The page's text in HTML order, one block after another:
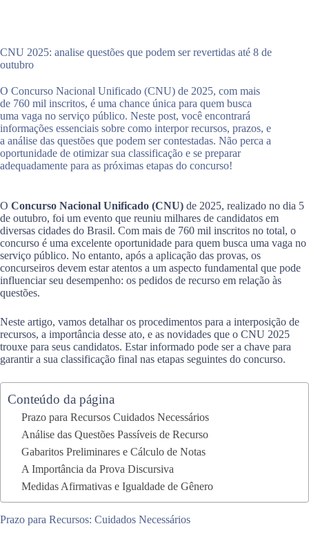
CNU 2025: analise questões que podem ser revertidas até 8 de
outubro
O Concurso Nacional Unificado (CNU) de 2025, com mais
de 760 mil inscritos, é uma chance única para quem busca
uma vaga no serviço público. Neste post, você encontrará
informações essenciais sobre como interpor recursos, prazos, e
a análise das questões que podem ser contestadas. Não perca a
oportunidade de otimizar sua classificação e se preparar
adequadamente para as próximas etapas do concurso!
O Concurso Nacional Unificado (CNU) de 2025, realizado no dia 5
de outubro, foi um evento que reuniu milhares de candidatos em
diversas cidades do Brasil. Com mais de 760 mil inscritos no total, o
concurso é uma excelente oportunidade para quem busca uma vaga no
serviço público. No entanto, após a aplicação das provas, os
concurseiros devem estar atentos a um aspecto fundamental que pode
influenciar seu desempenho: os pedidos de recurso em relação às
questões.
Neste artigo, vamos detalhar os procedimentos para a interposição de
recursos, a importância desse ato, e as novidades que o CNU 2025
trouxe para seus candidatos. Estar informado pode ser a chave para
garantir a sua classificação final nas etapas seguintes do concurso.
Conteúdo da página
Prazo para Recursos Cuidados Necessários
Análise das Questões Passíveis de Recurso
Gabaritos Preliminares e Cálculo de Notas
A Importância da Prova Discursiva
Medidas Afirmativas e Igualdade de Gênero
Prazo para Recursos: Cuidados Necessários